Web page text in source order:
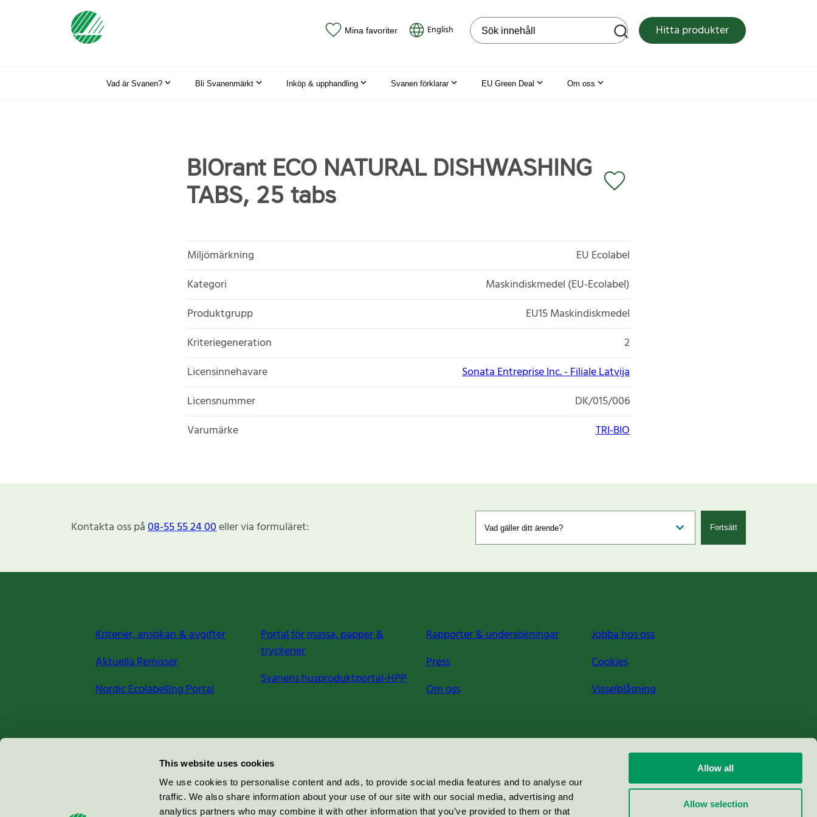
This website uses cookies
We use cookies to personalise content and ads, to provide social media features and to analyse our
traffic. We also share information about your use of our site with our social media, advertising and
analytics partners who may combine it with other information that you’ve provided to them or that
Allow all
Allow selection
Mina favoriter English Sök på webbplatsen Hitta produkter
Vad är Svanen? Bli Svanenmärkt Inköp & upphandling Svanen förklarar EU Green Deal Om oss
BIOrant ECO NATURAL DISHWASHING
TABS, 25 tabs
Miljömärkning
EU Ecolabel
Kategori
Maskindiskmedel (EU-Ecolabel)
Produktgrupp
EU15 Maskindiskmedel
Kriteriegeneration
2
Licensinnehavare
Sonata Entreprise Inc. - Filiale Latvija
Licensnummer
DK/015/006
Varumärke
TRI-BIO
Kontakta oss på08-55 55 24 00eller via formuläret: Fortsätt
Kriterier, ansökan & avgifter
Aktuella Remisser
Nordic Ecolabelling Portal
Portal för massa, papper &
tryckerier
Svanens husproduktportal-HPP
Rapporter & undersökningar
Press
Om oss
Jobba hos oss
Cookies
Visselblåsning
Miljömärkning Sverige AB
100 64